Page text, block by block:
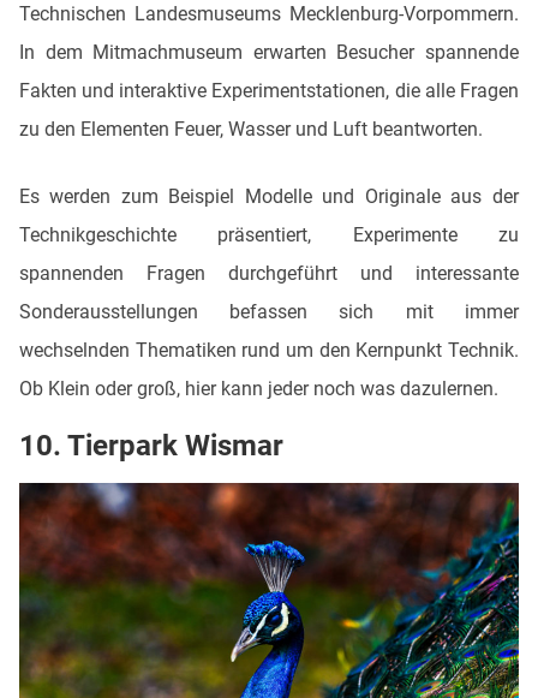
Technischen Landesmuseums Mecklenburg-Vorpommern.
In dem Mitmachmuseum erwarten Besucher spannende
Fakten und interaktive Experimentstationen, die alle Fragen
zu den Elementen Feuer, Wasser und Luft beantworten.
Es werden zum Beispiel Modelle und Originale aus der
Technikgeschichte präsentiert, Experimente zu
spannenden Fragen durchgeführt und interessante
Sonderausstellungen befassen sich mit immer
wechselnden Thematiken rund um den Kernpunkt Technik.
Ob Klein oder groß, hier kann jeder noch was dazulernen.
10. Tierpark Wismar